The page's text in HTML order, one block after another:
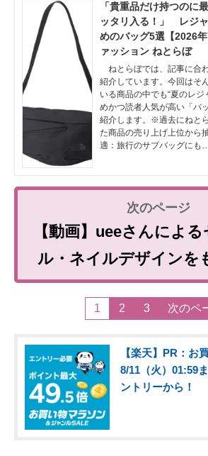
「貴重品だけ持つのに
ッタリ入る！」 レジ
めのバッグ5選【2026
ァッション ねとらぼ
ねとらぼでは、記事に合
紹介しています。今回はそ
いる商品の中でも“夏のレ
めかつ読者人気が高い「バ
紹介します。※過去にねと
た商品の売り上げ上位から
適：旅行のサブバッグにも
【動画】ueeさんによ
ル・ネイルデザインを
1 2 3 次のペ
【楽天】PR：お
8/11（火）01:59
ントリーから！